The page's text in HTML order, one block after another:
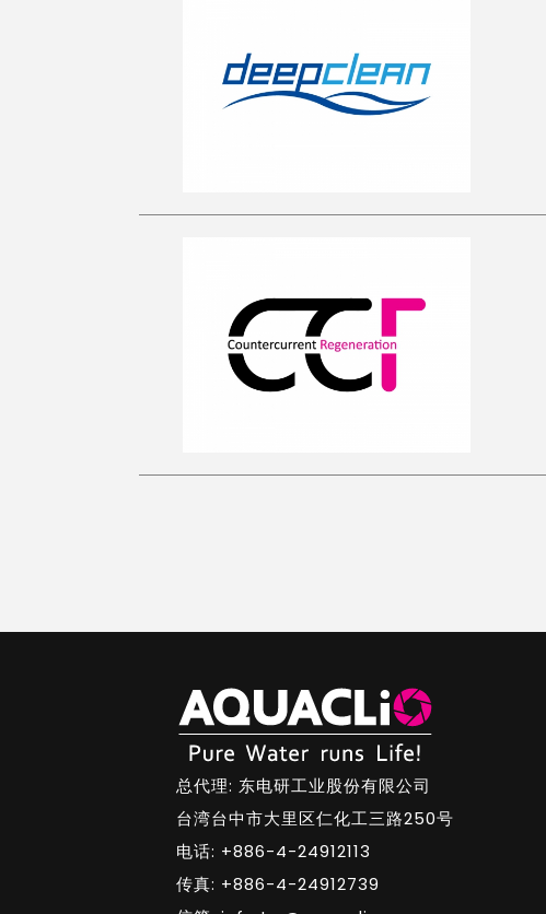
总代理: 东电研工业股份有限公司
台湾台中市大里区仁化工三路250号
电话: +886-4-24912113
传真: +886-4-24912739